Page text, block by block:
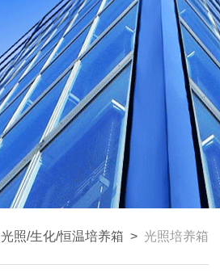
光照/生化/恒温培养箱 > 光照培养箱